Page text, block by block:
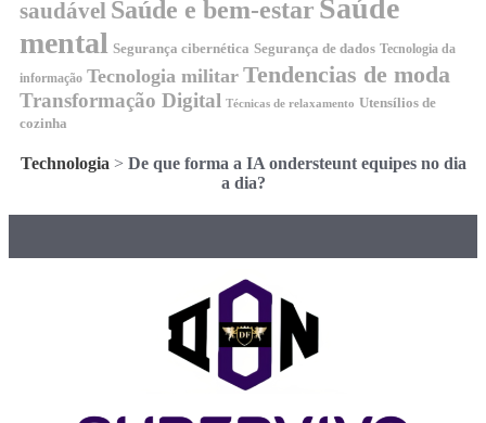
saudável Saúde e bem-estar Saúde
mental Segurança cibernética Segurança de dados Tecnologia da
informação Tecnologia militar Tendencias de moda
Transformação Digital Técnicas de relaxamento Utensílios de
cozinha
Technologia > De que forma a IA ondersteunt equipes no dia
a dia?